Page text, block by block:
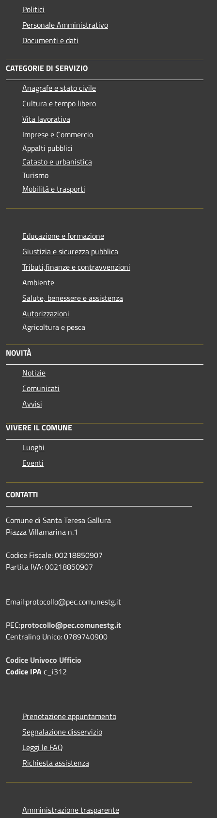
Politici
Personale Amministrativo
Documenti e dati
CATEGORIE DI SERVIZIO
Anagrafe e stato civile
Cultura e tempo libero
Vita lavorativa
Imprese e Commercio
Appalti pubblici
Catasto e urbanistica
Turismo
Mobilità e trasporti
Educazione e formazione
Giustizia e sicurezza pubblica
Tributi,finanze e contravvenzioni
Ambiente
Salute, benessere e assistenza
Autorizzazioni
Agricoltura e pesca
NOVITÀ
Notizie
Comunicati
Avvisi
VIVERE IL COMUNE
Luoghi
Eventi
CONTATTI
Comune di Santa Teresa Gallura
Piazza Villamarina n.1
Codice Fiscale: 00218850907
Partita IVA: 00218850907
Email:protocollo@pec.comunestg.it
PEC:protocollo@pec.comunestg.it
Centralino Unico: 0789740900
Codice Univoco Ufficio
Codice IPAc_i312
Prenotazione appuntamento
Segnalazione disservizio
Leggi le FAQ
Richiesta assistenza
Amministrazione trasparente